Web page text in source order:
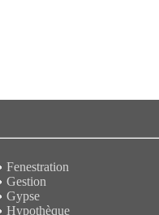
Fenestration
Gestion
Gypse
Hypothèque